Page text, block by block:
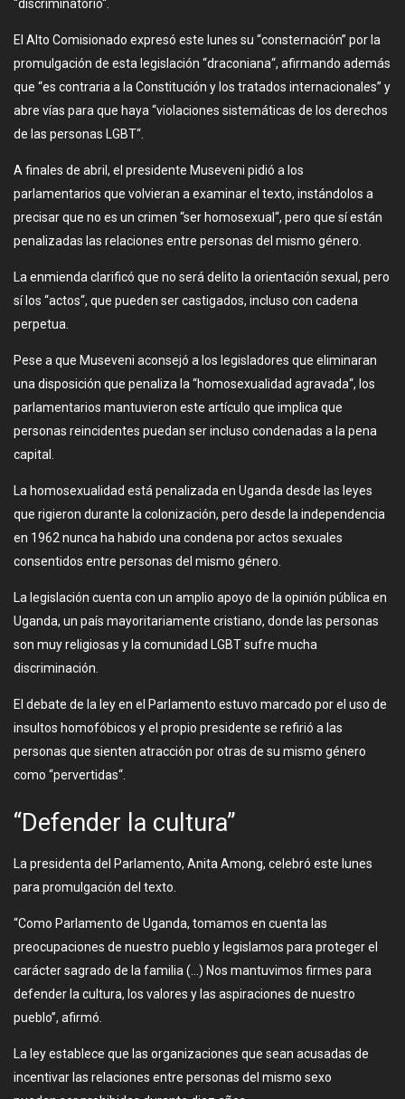
“discriminatorio“.
El Alto Comisionado expresó este lunes su “consternación” por la
promulgación de esta legislación “draconiana“, afirmando además
que “es contraria a la Constitución y los tratados internacionales” y
abre vías para que haya “violaciones sistemáticas de los derechos
de las personas LGBT“.
A finales de abril, el presidente Museveni pidió a los
parlamentarios que volvieran a examinar el texto, instándolos a
precisar que no es un crimen “ser homosexual“, pero que sí están
penalizadas las relaciones entre personas del mismo género.
La enmienda clarificó que no será delito la orientación sexual, pero
sí los “actos“, que pueden ser castigados, incluso con cadena
perpetua.
Pese a que Museveni aconsejó a los legisladores que eliminaran
una disposición que penaliza la “homosexualidad agravada“, los
parlamentarios mantuvieron este artículo que implica que
personas reincidentes puedan ser incluso condenadas a la pena
capital.
La homosexualidad está penalizada en Uganda desde las leyes
que rigieron durante la colonización, pero desde la independencia
en 1962 nunca ha habido una condena por actos sexuales
consentidos entre personas del mismo género.
La legislación cuenta con un amplio apoyo de la opinión pública en
Uganda, un país mayoritariamente cristiano, donde las personas
son muy religiosas y la comunidad LGBT sufre mucha
discriminación.
El debate de la ley en el Parlamento estuvo marcado por el uso de
insultos homofóbicos y el propio presidente se refirió a las
personas que sienten atracción por otras de su mismo género
como “pervertidas“.
“Defender la cultura”
La presidenta del Parlamento, Anita Among, celebró este lunes
para promulgación del texto.
“Como Parlamento de Uganda, tomamos en cuenta las
preocupaciones de nuestro pueblo y legislamos para proteger el
carácter sagrado de la familia (…) Nos mantuvimos firmes para
defender la cultura, los valores y las aspiraciones de nuestro
pueblo”, afirmó.
La ley establece que las organizaciones que sean acusadas de
incentivar las relaciones entre personas del mismo sexo